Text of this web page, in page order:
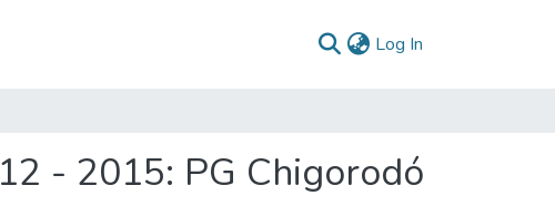
Log In
- 2015: PG Chigorodó